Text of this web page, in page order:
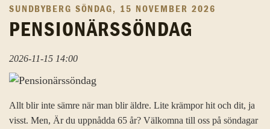
SUNDBYBERG SÖNDAG, 15 NOVEMBER 2026
PENSIONÄRSSÖNDAG
2026-11-15 14:00
Allt blir inte sämre när man blir äldre. Lite krämpor hit och dit, ja
visst. Men, Är du uppnådda 65 år? Välkomna till oss på söndagar